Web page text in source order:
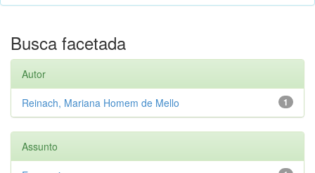
Busca facetada
Autor
1
Reinach, Mariana Homem de Mello
Assunto